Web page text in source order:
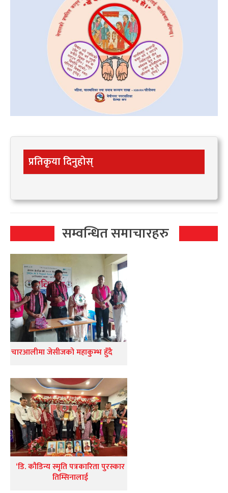
प्रतिकृया दिनुहोस्
सम्वन्धित समाचारहरु
चारआलीमा जेसीजको महाकुम्भ हुँदै
‘डि. कौडिन्य स्मृति पत्रकारिता पुरस्कार
तिम्सिनालाई